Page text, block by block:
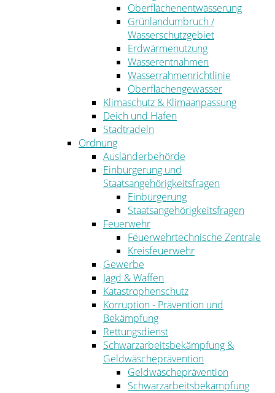
Oberflächenentwässerung
Grünlandumbruch /
Wasserschutzgebiet
Erdwärmenutzung
Wasserentnahmen
Wasserrahmenrichtlinie
Oberflächengewässer
Klimaschutz & Klimaanpassung
Deich und Hafen
Stadtradeln
Ordnung
Ausländerbehörde
Einbürgerung und
Staatsangehörigkeitsfragen
Einbürgerung
Staatsangehörigkeitsfragen
Feuerwehr
Feuerwehrtechnische Zentrale
Kreisfeuerwehr
Gewerbe
Jagd & Waffen
Katastrophenschutz
Korruption - Prävention und
Bekämpfung
Rettungsdienst
Schwarzarbeitsbekämpfung &
Geldwäscheprävention
Geldwäscheprävention
Schwarzarbeitsbekämpfung